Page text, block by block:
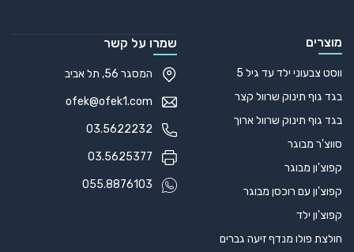
מוצרים
ווסט צבעוני ילד עד גיל 5
בגד גוף תינוק שרוול קצר
בגד גוף תינוק שרוול ארוך
סווצ'ר מבוגר
קפוצ'ון מבוגר
קפוצ'ון עם רוכסן מבוגר
קפוצ'ון ילד
חולצת פולו מנדף זיעה גברים
שמרו על קשר
המסגר 56, תל אביב
ofek@ofek1.com
03.5622232
03.5625377
055.8876103